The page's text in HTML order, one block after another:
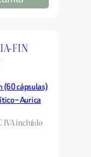
(60 cápsulas)
– Aurica
IVA incluido